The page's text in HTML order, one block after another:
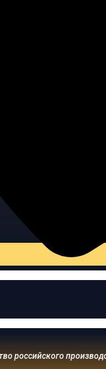
российского